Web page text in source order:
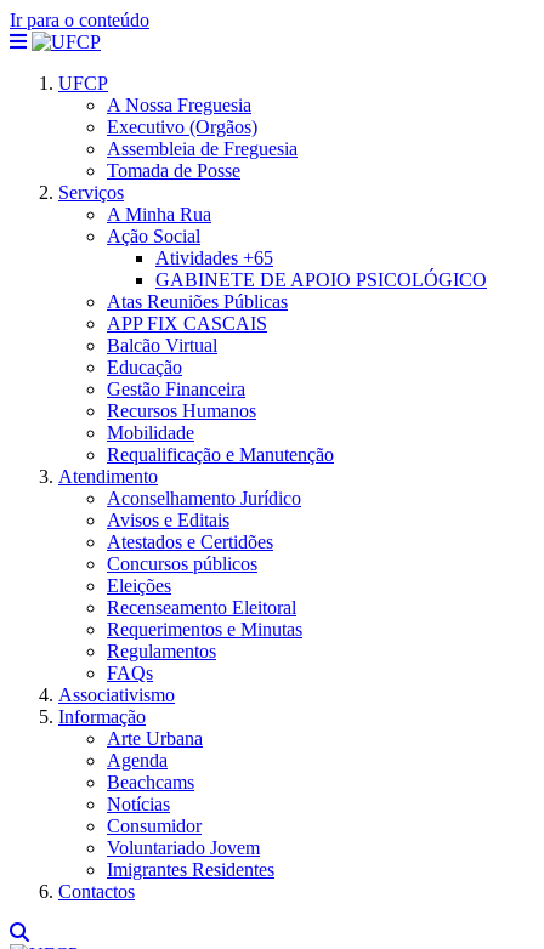
Ir para o conteúdo
UFCP
A Nossa Freguesia
Executivo (Orgãos)
Assembleia de Freguesia
Tomada de Posse
Serviços
A Minha Rua
Ação Social
Atividades +65
GABINETE DE APOIO PSICOLÓGICO
Atas Reuniões Públicas
APP FIX CASCAIS
Balcão Virtual
Educação
Gestão Financeira
Recursos Humanos
Mobilidade
Requalificação e Manutenção
Atendimento
Aconselhamento Jurídico
Avisos e Editais
Atestados e Certidões
Concursos públicos
Eleições
Recenseamento Eleitoral
Requerimentos e Minutas
Regulamentos
FAQs
Associativismo
Informação
Arte Urbana
Agenda
Beachcams
Notícias
Consumidor
Voluntariado Jovem
Imigrantes Residentes
Contactos